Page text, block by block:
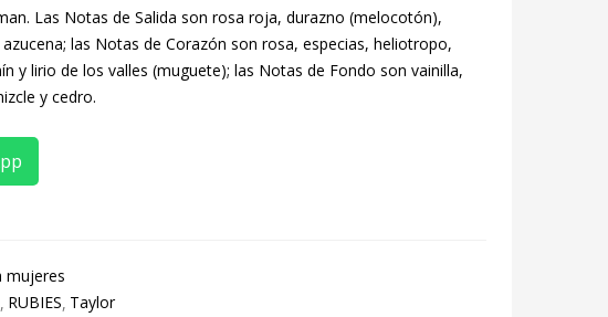
Las Notas de Salida son rosa roja, durazno (melocotón),
las Notas de Corazón son rosa, especias, heliotropo,
y lirio de los valles (muguete); las Notas de Fondo son vainilla,
y cedro.
mujeres
RUBIES Taylor